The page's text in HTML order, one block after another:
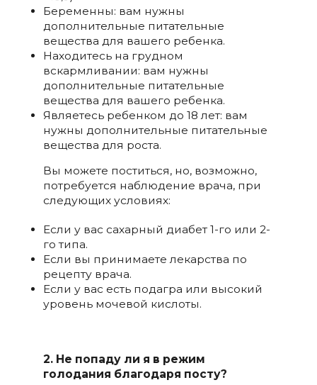
Беременны: вам нужны
дополнительные питательные
вещества для вашего ребенка.
Находитесь на грудном
вскармливании: вам нужны
дополнительные питательные
вещества для вашего ребенка.
Являетесь ребенком до 18 лет: вам
нужны дополнительные питательные
вещества для роста.
Вы можете поститься, но, возможно,
потребуется наблюдение врача, при
следующих условиях:
Если у вас сахарный диабет 1-го или 2-
го типа.
Если вы принимаете лекарства по
рецепту врача.
Если у вас есть подагра или высокий
уровень мочевой кислоты.
2. Не попаду ли я в режим
голодания благодаря посту?